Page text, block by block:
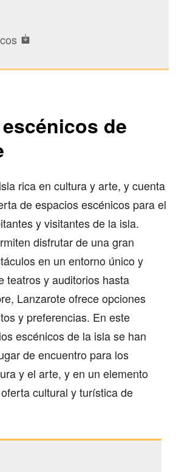
de
rica en cultura y arte, y cuenta
de espacios escénicos para el
y visitantes de la isla.
disfrutar de una gran
en un entorno único y
teatros y auditorios hasta
Lanzarote ofrece opciones
y preferencias. En este
escénicos de la isla se han
de encuentro para los
y el arte, y en un elemento
cultural y turística de